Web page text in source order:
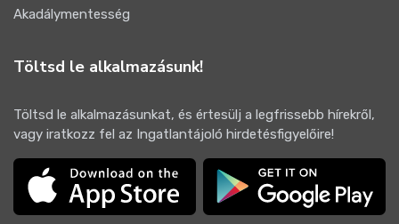
Akadálymentesség
Töltsd le alkalmazásunk!
Töltsd le alkalmazásunkat, és értesülj a legfrissebb hírekről,
vagy iratkozz fel az Ingatlantájoló hirdetésfigyelőire!